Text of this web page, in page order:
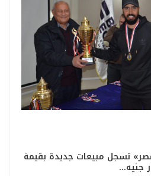
تسجل مبيعات جديدة بقيمة